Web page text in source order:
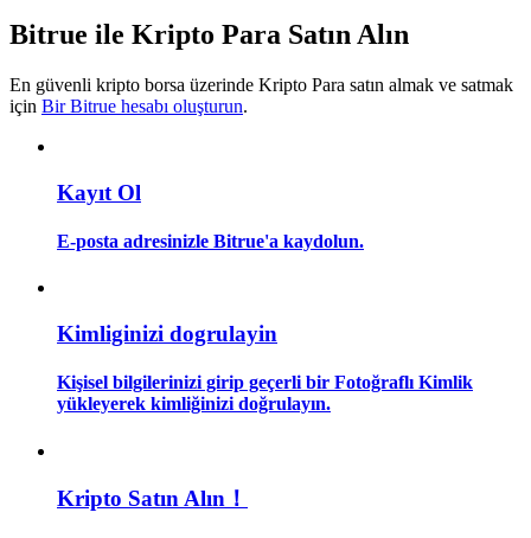
Ticaret bilgileri vb. dahil olmak üzere büyük veri analizi.
Bitrue ile Kripto Para Satın Alın
En güvenli kripto borsa üzerinde Kripto Para satın almak ve satmak
için Bir Bitrue hesabı oluşturun.
Kayıt Ol
E-posta adresinizle Bitrue'a kaydolun.
Kimliginizi dogrulayin
Kişisel bilgilerinizi girip geçerli bir Fotoğraflı Kimlik
yükleyerek kimliğinizi doğrulayın.
Kripto Satın Alın！